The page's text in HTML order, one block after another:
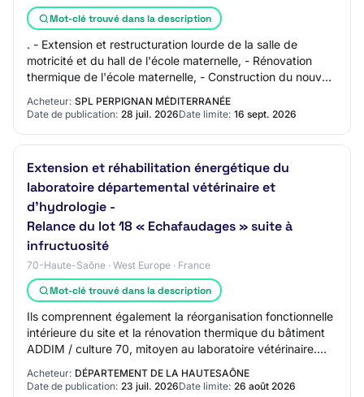
Mot-clé trouvé dans la description
. - Extension et restructuration lourde de la salle de
motricité et du hall de l'école maternelle, - Rénovation
thermique de l'école maternelle, - Construction du nouvel
espace multi -générationnel e…
Acheteur: SPL PERPIGNAN MÉDITERRANÉE
Date de publication: 28 juil. 2026Date limite: 16 sept. 2026
Extension et réhabilitation énergétique du
laboratoire départemental vétérinaire et
d'hydrologie -
Relance du lot 18 « Echafaudages » suite à
infructuosité
70-Haute-Saône · West Europe · France
Mot-clé trouvé dans la description
Ils comprennent également la réorganisation fonctionnelle
intérieure du site et la rénovation thermique du bâtiment
ADDIM / culture 70, mitoyen au laboratoire vétérinaire.
Classification CPV : Princi…
Acheteur: DÉPARTEMENT DE LA HAUTESAÔNE
Date de publication: 23 juil. 2026Date limite: 26 août 2026